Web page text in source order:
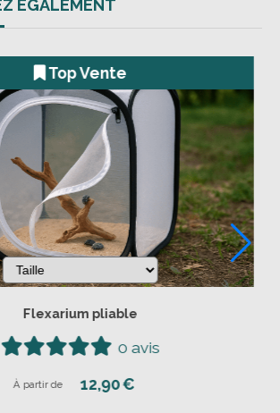
ÉGALEMENT
Flexarium pliable
À partir de
Top Vente